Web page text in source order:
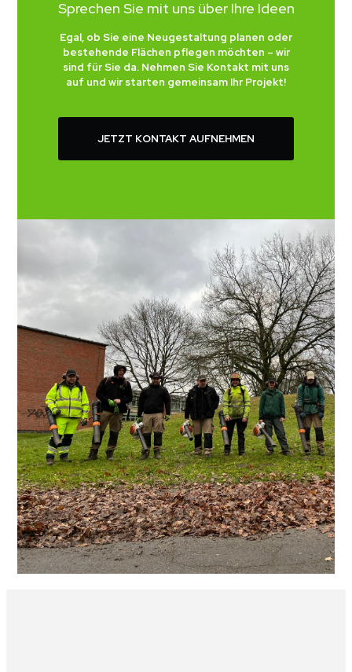
Sprechen Sie mit uns über Ihre Ideen
Egal, ob Sie eine Neugestaltung planen oder
bestehende Flächen pflegen möchten – wir
sind für Sie da. Nehmen Sie Kontakt mit uns
auf und wir starten gemeinsam Ihr Projekt!
JETZT KONTAKT AUFNEHMEN